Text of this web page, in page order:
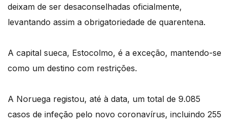
deixam de ser desaconselhadas oficialmente,
levantando assim a obrigatoriedade de quarentena.
A capital sueca, Estocolmo, é a exceção, mantendo-se
como um destino com restrições.
A Noruega registou, até à data, um total de 9.085
casos de infeção pelo novo coronavírus, incluindo 255